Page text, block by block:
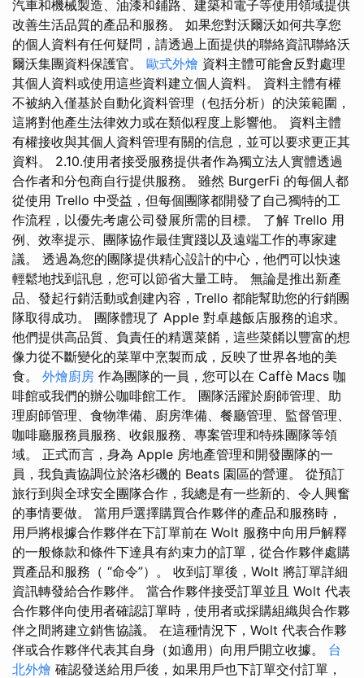
汽車和機械製造、油漆和鋪路、建築和電子等使用領域提供
改善生活品質的產品和服務。 如果您對沃爾沃如何共享您
的個人資料有任何疑問，請透過上面提供的聯絡資訊聯絡沃
爾沃集團資料保護官。 歐式外燴 資料主體可能會反對處理
其個人資料或使用這些資料建立個人資料。 資料主體有權
不被納入僅基於自動化資料管理（包括分析）的決策範圍，
這將對他產生法律效力或在類似程度上影響他。 資料主體
有權接收與其個人資料管理有關的信息，並可以要求更正其
資料。 2.10.使用者接受服務提供者作為獨立法人實體透過
合作者和分包商自行提供服務。 雖然 BurgerFi 的每個人都
從使用 Trello 中受益，但每個團隊都開發了自己獨特的工
作流程，以優先考慮公司發展所需的目標。 了解 Trello 用
例、效率提示、團隊協作最佳實踐以及遠端工作的專家建
議。 透過為您的團隊提供精心設計的中心，他們可以快速
輕鬆地找到訊息，您可以節省大量工時。 無論是推出新產
品、發起行銷活動或創建內容，Trello 都能幫助您的行銷團
隊取得成功。 團隊體現了 Apple 對卓越飯店服務的追求。
他們提供高品質、負責任的精選菜餚，這些菜餚以豐富的想
像力從不斷變化的菜單中烹製而成，反映了世界各地的美
食。 外燴廚房 作為團隊的一員，您可以在 Caffè Macs 咖
啡館或我們的辦公咖啡館工作。 團隊活躍於廚師管理、助
理廚師管理、食物準備、廚房準備、餐廳管理、監督管理、
咖啡廳服務員服務、收銀服務、專案管理和特殊團隊等領
域。 正式而言，身為 Apple 房地產管理和開發團隊的一
員，我負責協調位於洛杉磯的 Beats 園區的營運。 從預訂
旅行到與全球安全團隊合作，我總是有一些新的、令人興奮
的事情要做。 當用戶選擇購買合作夥伴的產品和服務時，
用戶將根據合作夥伴在下訂單前在 Wolt 服務中向用戶解釋
的一般條款和條件下達具有約束力的訂單，從合作夥伴處購
買產品和服務（ “命令”）。 收到訂單後，Wolt 將訂單詳細
資訊轉發給合作夥伴。 當合作夥伴接受訂單並且 Wolt 代表
合作夥伴向使用者確認訂單時，使用者或採購組織與合作夥
伴之間將建立銷售協議。 在這種情況下，Wolt 代表合作夥
伴或合作夥伴代表其自身（如適用）向用戶開立收據。 台
北外燴 確認發送給用戶後，如果用戶也下訂單交付訂單，